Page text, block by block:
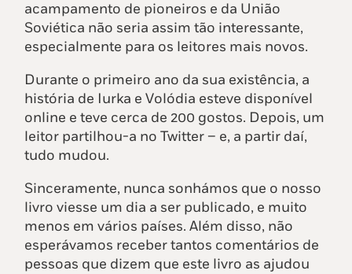
acampamento de pioneiros e da União
Soviética não seria assim tão interessante,
especialmente para os leitores mais novos.
Durante o primeiro ano da sua existência, a
história de Iurka e Volódia esteve disponível
online e teve cerca de 200 gostos. Depois, um
leitor partilhou-a no Twitter – e, a partir daí,
tudo mudou.
Sinceramente, nunca sonhámos que o nosso
livro viesse um dia a ser publicado, e muito
menos em vários países. Além disso, não
esperávamos receber tantos comentários de
pessoas que dizem que este livro as ajudou